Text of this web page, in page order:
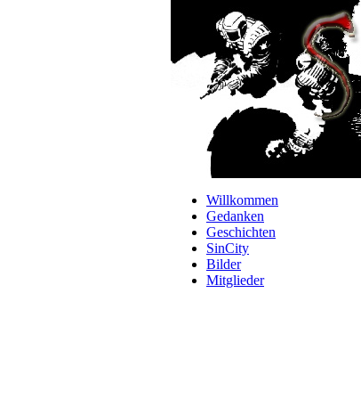
überspringen
Willkommen
Gedanken
Geschichten
SinCity
Bilder
Mitglieder